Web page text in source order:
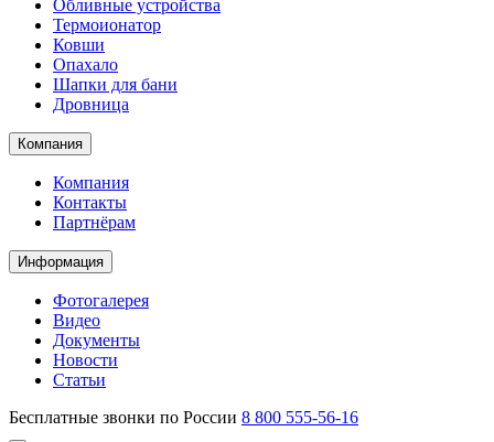
Обливные устройства
Термоионатор
Ковши
Опахало
Шапки для бани
Дровница
Компания
Компания
Контакты
Партнёрам
Информация
Фотогалерея
Видео
Документы
Новости
Статьи
Бесплатные звонки по России 8 800 555-56-16